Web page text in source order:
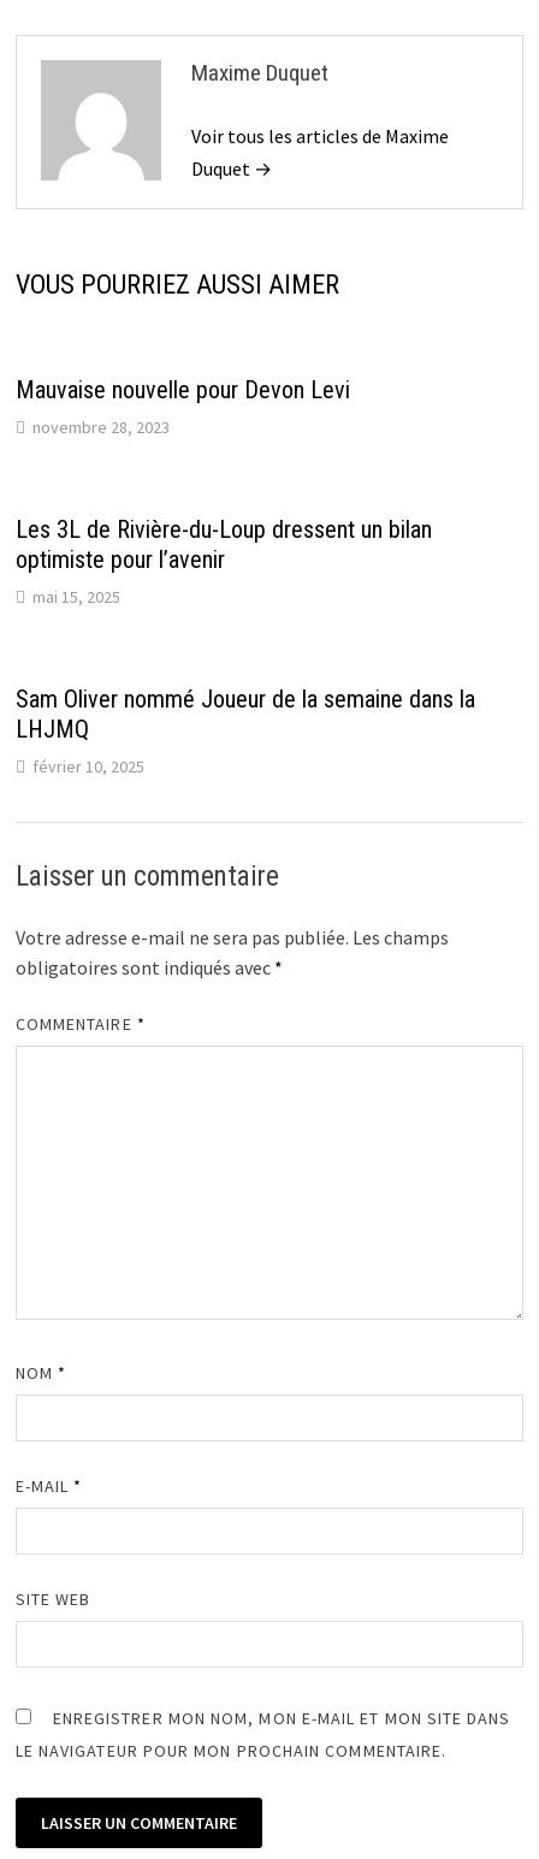
Maxime Duquet
Voir tous les articles de Maxime
Duquet →
VOUS POURRIEZ AUSSI AIMER
Mauvaise nouvelle pour Devon Levi
novembre 28, 2023
Les 3L de Rivière-du-Loup dressent un bilan
optimiste pour l’avenir
mai 15, 2025
Sam Oliver nommé Joueur de la semaine dans la
LHJMQ
février 10, 2025
Laisser un commentaire
Votre adresse e-mail ne sera pas publiée. Les champs
obligatoires sont indiqués avec *
COMMENTAIRE *
NOM *
E-MAIL *
SITE WEB
ENREGISTRER MON NOM, MON E-MAIL ET MON SITE DANS
LE NAVIGATEUR POUR MON PROCHAIN COMMENTAIRE.